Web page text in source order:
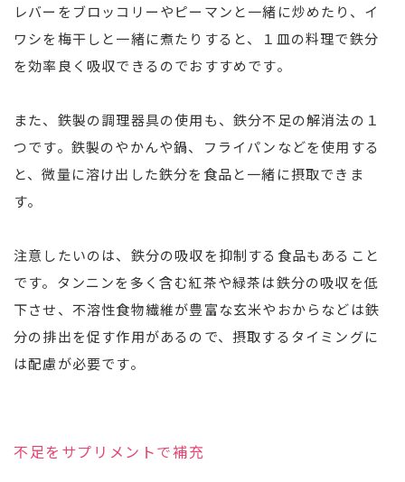
レバーをブロッコリーやピーマンと一緒に炒めたり、イ
ワシを梅干しと一緒に煮たりすると、１皿の料理で鉄分
を効率良く吸収できるのでおすすめです。
また、鉄製の調理器具の使用も、鉄分不足の解消法の１
つです。鉄製のやかんや鍋、フライパンなどを使用する
と、微量に溶け出した鉄分を食品と一緒に摂取できま
す。
注意したいのは、鉄分の吸収を抑制する食品もあること
です。タンニンを多く含む紅茶や緑茶は鉄分の吸収を低
下させ、不溶性食物繊維が豊富な玄米やおからなどは鉄
分の排出を促す作用があるので、摂取するタイミングに
は配慮が必要です。
不足をサプリメントで補充